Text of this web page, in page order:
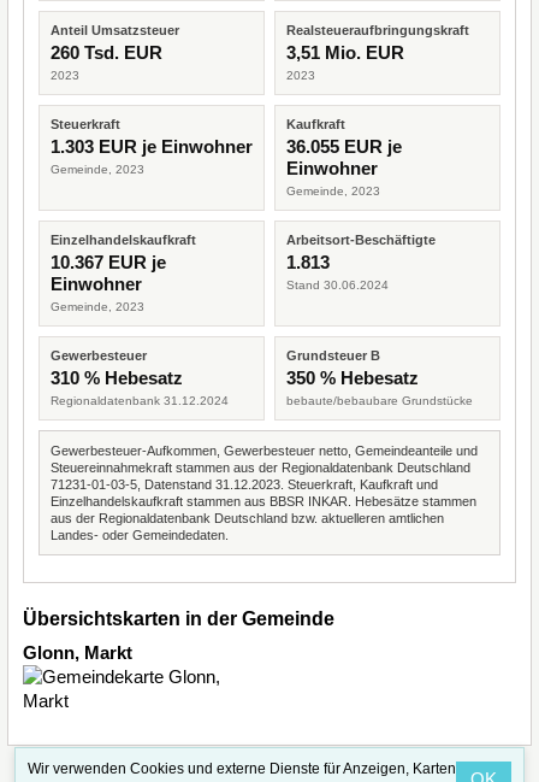
Anteil Umsatzsteuer
260 Tsd. EUR
2023
Realsteueraufbringungskraft
3,51 Mio. EUR
2023
Steuerkraft
1.303 EUR je Einwohner
Gemeinde, 2023
Kaufkraft
36.055 EUR je
Einwohner
Gemeinde, 2023
Einzelhandelskaufkraft
10.367 EUR je
Einwohner
Gemeinde, 2023
Arbeitsort-Beschäftigte
1.813
Stand 30.06.2024
Gewerbesteuer
310 % Hebesatz
Regionaldatenbank 31.12.2024
Grundsteuer B
350 % Hebesatz
bebaute/bebaubare Grundstücke
Gewerbesteuer-Aufkommen, Gewerbesteuer netto, Gemeindeanteile und
Steuereinnahmekraft stammen aus der Regionaldatenbank Deutschland
71231-01-03-5, Datenstand 31.12.2023. Steuerkraft, Kaufkraft und
Einzelhandelskaufkraft stammen aus BBSR INKAR. Hebesätze stammen
aus der Regionaldatenbank Deutschland bzw. aktuelleren amtlichen
Landes- oder Gemeindedaten.
Übersichtskarten in der Gemeinde
Glonn, Markt
Wir verwenden Cookies und externe Dienste für Anzeigen, Karten